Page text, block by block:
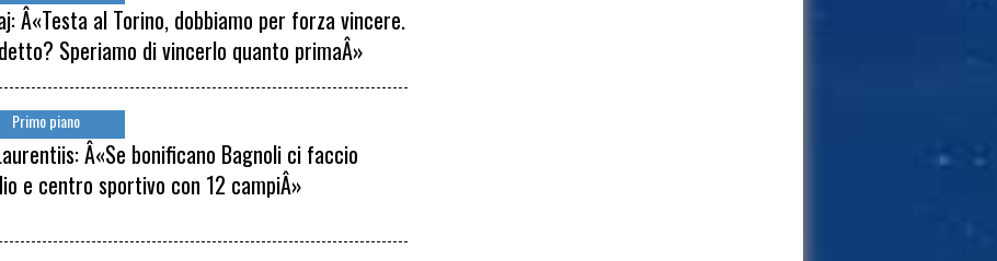
Â«Testa al Torino, dobbiamo per forza vincere.
Speriamo di vincerlo quanto primaÂ»
Primo piano
Â«Se bonificano Bagnoli ci faccio
e centro sportivo con 12 campiÂ»